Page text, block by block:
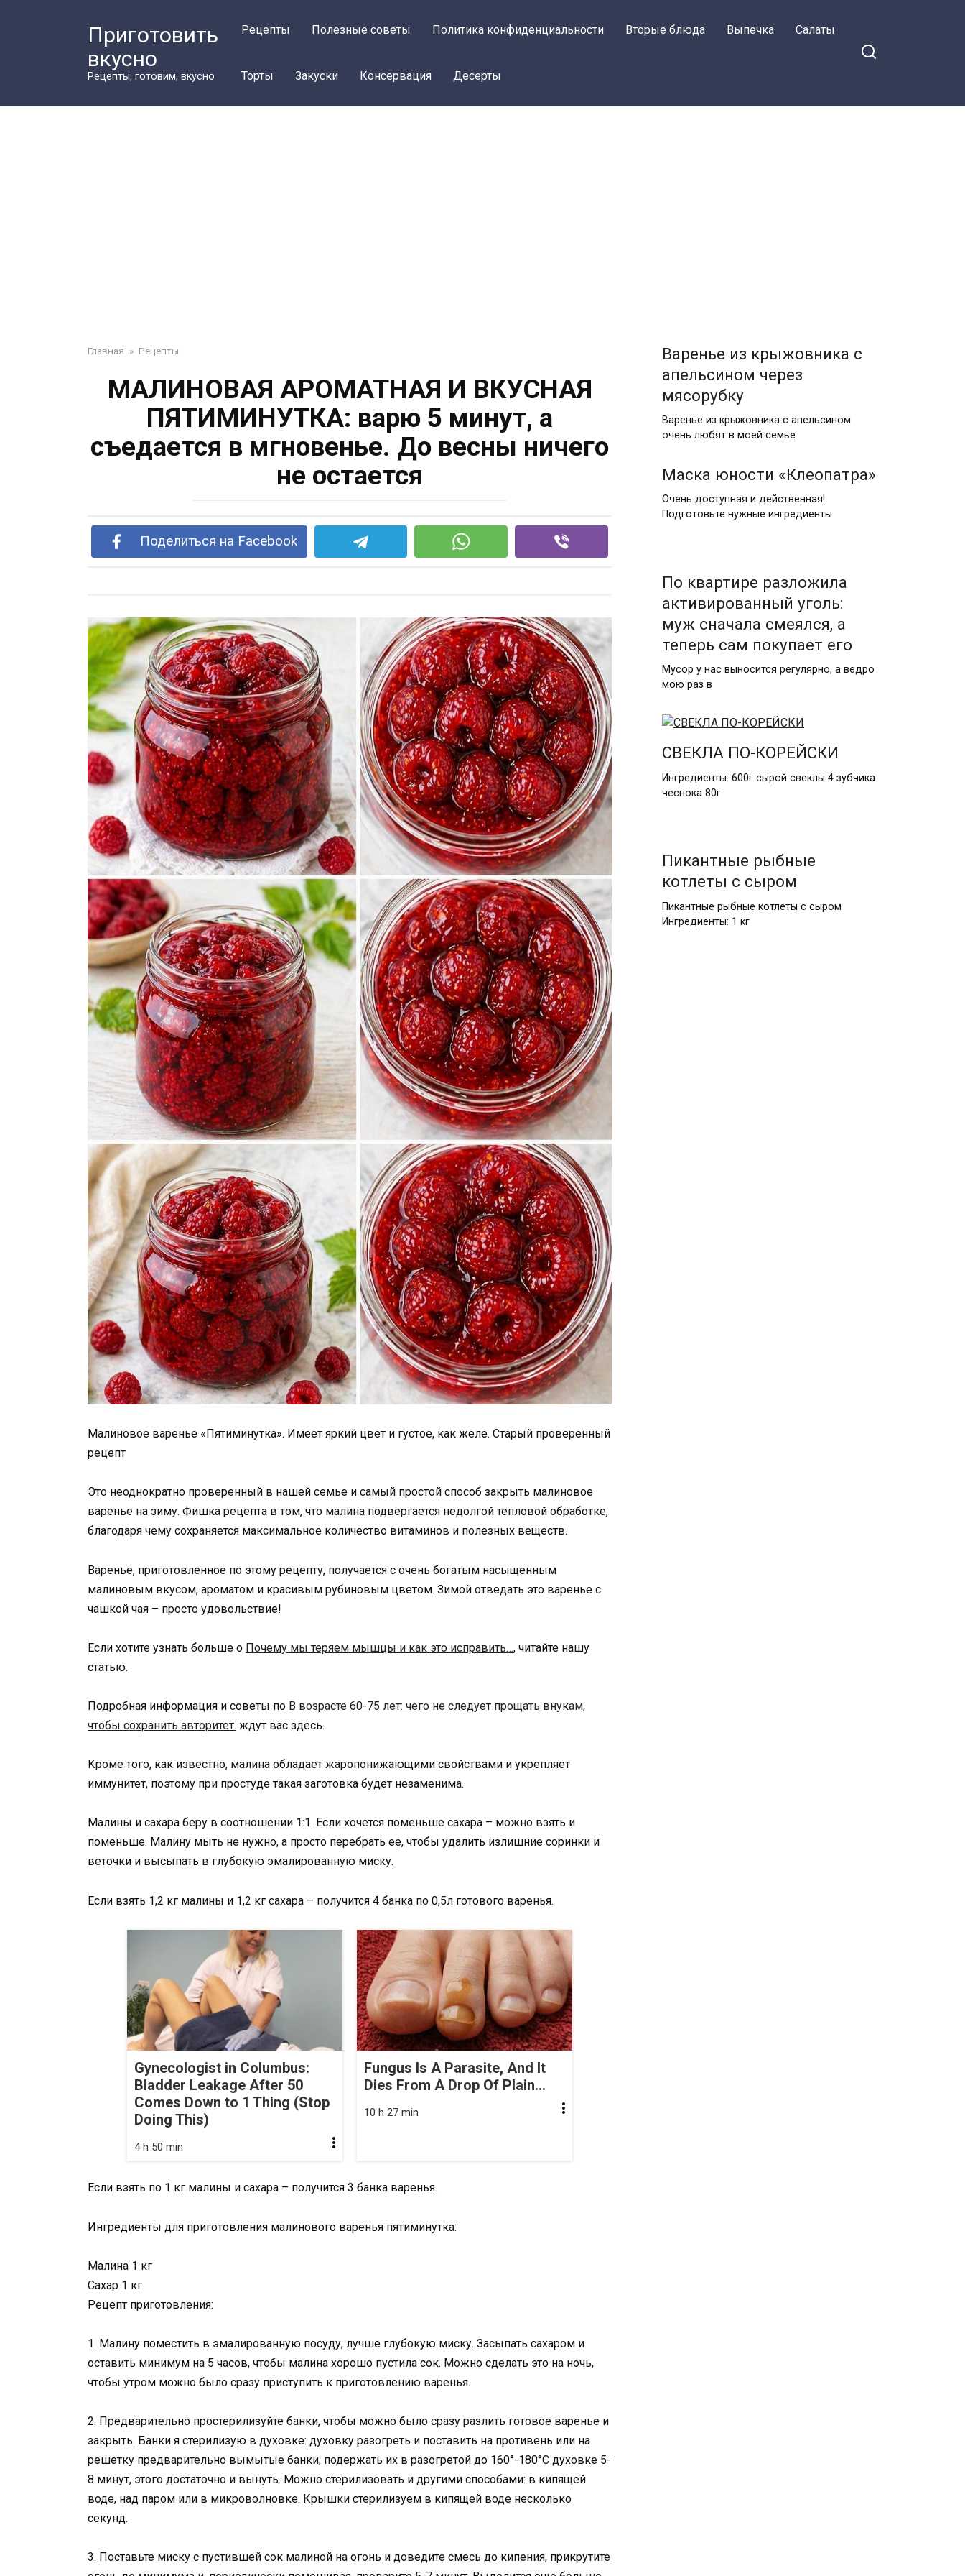
Приготовить
вкусно
Рецепты, готовим, вкусно
Рецепты Полезные советы Политика конфиденциальности Вторые блюда Выпечка Салаты
Торты Закуски Консервация Десерты
Главная » Рецепты
МАЛИНОВАЯ АРОМАТНАЯ И ВКУСНАЯ
ПЯТИМИНУТКА: варю 5 минут, а
съедается в мгновенье. До весны ничего
не остается
Поделиться на Facebook
Малиновое варенье «Пятиминутка». Имеет яркий цвет и густое, как желе. Старый проверенный
рецепт
Это неоднократно проверенный в нашей семье и самый простой способ закрыть малиновое
варенье на зиму. Фишка рецепта в том, что малина подвергается недолгой тепловой обработке,
благодаря чему сохраняется максимальное количество витаминов и полезных веществ.
Варенье, приготовленное по этому рецепту, получается с очень богатым насыщенным
малиновым вкусом, ароматом и красивым рубиновым цветом. Зимой отведать это варенье с
чашкой чая – просто удовольствие!
Если хотите узнать больше о Почему мы теряем мышцы и как это исправить…, читайте нашу
статью.
Подробная информация и советы по В возрасте 60-75 лет: чего не следует прощать внукам,
чтобы сохранить авторитет. ждут вас здесь.
Кроме того, как известно, малина обладает жаропонижающими свойствами и укрепляет
иммунитет, поэтому при простуде такая заготовка будет незаменима.
Малины и сахара беру в соотношении 1:1. Если хочется поменьше сахара – можно взять и
поменьше. Малину мыть не нужно, а просто перебрать ее, чтобы удалить излишние соринки и
веточки и высыпать в глубокую эмалированную миску.
Если взять 1,2 кг малины и 1,2 кг сахара – получится 4 банка по 0,5л готового варенья.
Gynecologist in Columbus:
Bladder Leakage After 50
Comes Down to 1 Thing (Stop
Doing This)
4 h 50 min
Fungus Is A Parasite, And It
Dies From A Drop Of Plain...
10 h 27 min
Если взять по 1 кг малины и сахара – получится 3 банка варенья.
Ингредиенты для приготовления малинового варенья пятиминутка:
Малина 1 кг
Сахар 1 кг
Рецепт приготовления:
1. Малину поместить в эмалированную посуду, лучше глубокую миску. Засыпать сахаром и
оставить минимум на 5 часов, чтобы малина хорошо пустила сок. Можно сделать это на ночь,
чтобы утром можно было сразу приступить к приготовлению варенья.
2. Предварительно простерилизуйте банки, чтобы можно было сразу разлить готовое варенье и
закрыть. Банки я стерилизую в духовке: духовку разогреть и поставить на противень или на
решетку предварительно вымытые банки, подержать их в разогретой до 160°-180°С духовке 5-
8 минут, этого достаточно и вынуть. Можно стерилизовать и другими способами: в кипящей
воде, над паром или в микроволновке. Крышки стерилизуем в кипящей воде несколько
секунд.
3. Поставьте миску с пустившей сок малиной на огонь и доведите смесь до кипения, прикрутите
Варенье из крыжовника с
апельсином через
мясорубку
Варенье из крыжовника с апельсином
очень любят в моей семье.
Маска юности «Клеопатра»
Очень доступная и действенная!
Подготовьте нужные ингредиенты
По квартире разложила
активированный уголь:
муж сначала смеялся, а
теперь сам покупает его
Мусор у нас выносится регулярно, а ведро
мою раз в
СВЕКЛА ПО-КОРЕЙСКИ
Ингредиенты: 600г сырой свеклы 4 зубчика
чеснока 80г
Пикантные рыбные
котлеты с сыром
Пикантные рыбные котлеты с сыром
Ингредиенты: 1 кг